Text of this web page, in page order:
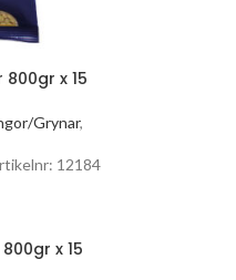
x 15
Grynar,
12184
x 15